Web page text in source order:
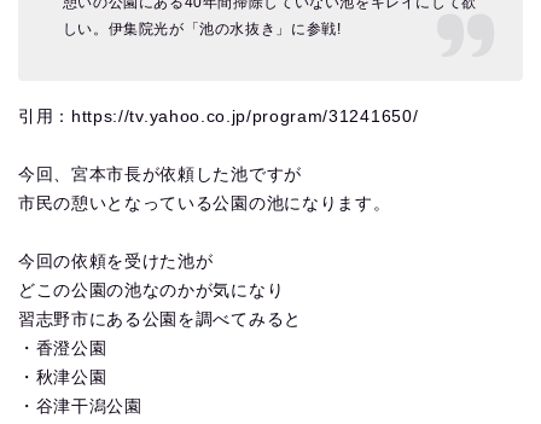
しい。伊集院光が「池の水抜き」に参戦!
引用：https://tv.yahoo.co.jp/program/31241650/
今回、宮本市長が依頼した池ですが
市民の憩いとなっている公園の池になります。
今回の依頼を受けた池が
どこの公園の池なのかが気になり
習志野市にある公園を調べてみると
・香澄公園
・秋津公園
・谷津干潟公園